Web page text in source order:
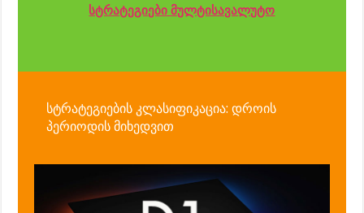
სტრატეგიები მულტისავალუტო
სტრატეგიების კლასიფიკაცია: დროის
პერიოდის მიხედვით